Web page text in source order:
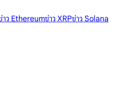
าว Ethereumข่าว XRPข่าว Solana